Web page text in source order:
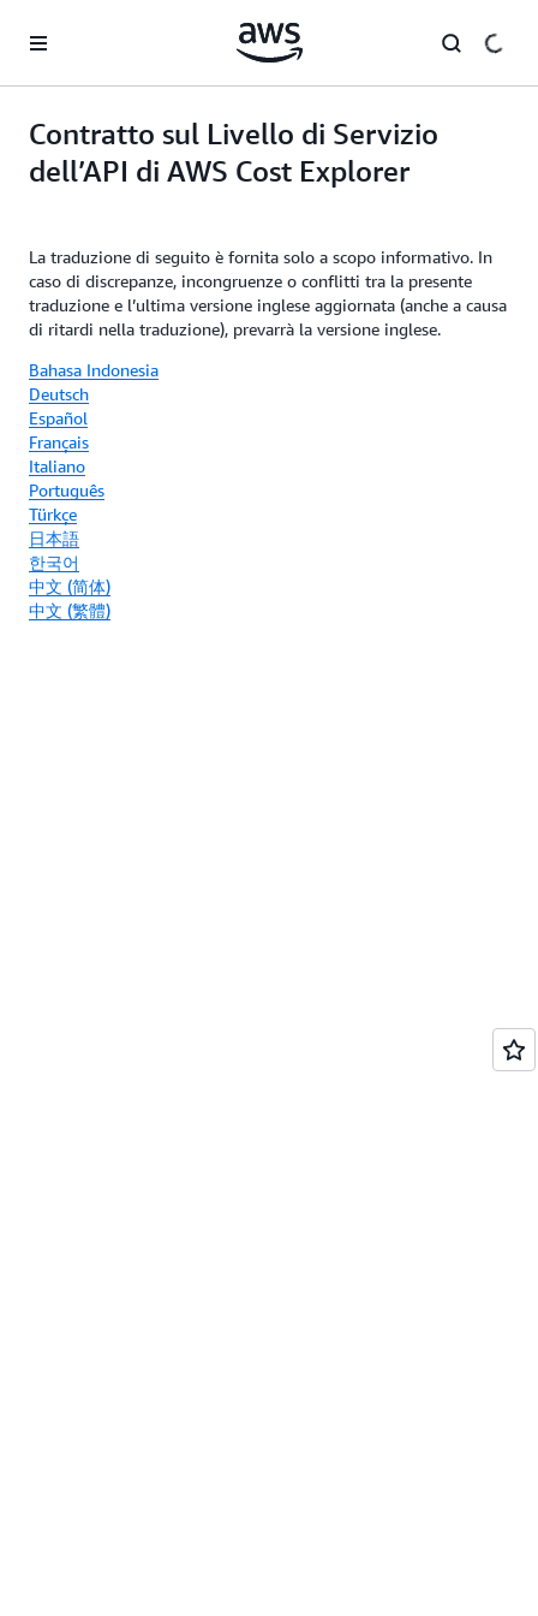
Contratto sul Livello di Servizio
dell’API di AWS Cost Explorer
La traduzione di seguito è fornita solo a scopo informativo. In
caso di discrepanze, incongruenze o conflitti tra la presente
traduzione e l’ultima versione inglese aggiornata (anche a causa
di ritardi nella traduzione), prevarrà la versione inglese.
Bahasa Indonesia
Deutsch
Español
Français
Italiano
Português
Türkçe
日本語
한국어
中文 (简体)
中文 (繁體)